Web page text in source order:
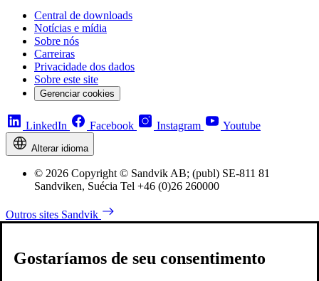
Central de downloads
Notícias e mídia
Sobre nós
Carreiras
Privacidade dos dados
Sobre este site
Gerenciar cookies
LinkedIn Facebook Instagram Youtube
Alterar idioma
© 2026 Copyright © Sandvik AB; (publ) SE-811 81
Sandviken, Suécia Tel +46 (0)26 260000
Outros sites Sandvik
Gostaríamos de seu consentimento